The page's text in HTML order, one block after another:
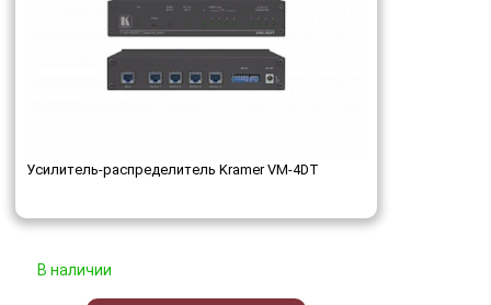
Усилитель-распределитель Kramer VM-4DT
В наличии